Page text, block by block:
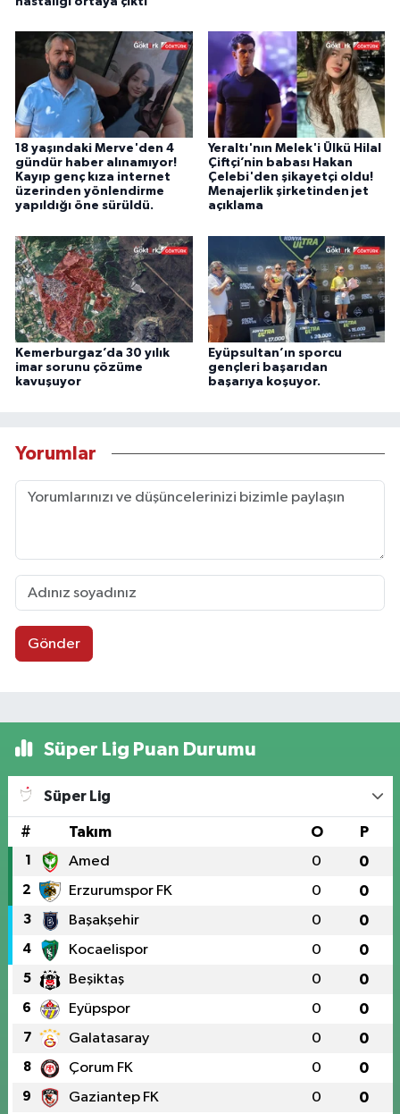
18 yaşındaki Merve'den 4
gündür haber alınamıyor!
Kayıp genç kıza internet
üzerinden yönlendirme
yapıldığı öne sürüldü.
Yeraltı'nın Melek'i Ülkü Hilal
Çiftçi’nin babası Hakan
Çelebi'den şikayetçi oldu!
Menajerlik şirketinden jet
açıklama
Kemerburgaz’da 30 yılık
imar sorunu çözüme
kavuşuyor
Eyüpsultan’ın sporcu
gençleri başarıdan
başarıya koşuyor.
Yorumlar
Gönder
Süper Lig Puan Durumu
Süper Lig
# Takım O P
1 Amed 0 0
2 Erzurumspor FK 0 0
3 Başakşehir 0 0
4 Kocaelispor 0 0
5 Beşiktaş 0 0
6 Eyüpspor 0 0
7 Galatasaray 0 0
8 Çorum FK 0 0
9 Gaziantep FK 0 0